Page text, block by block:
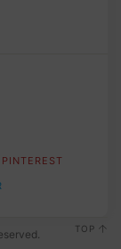
PINTEREST
TOP